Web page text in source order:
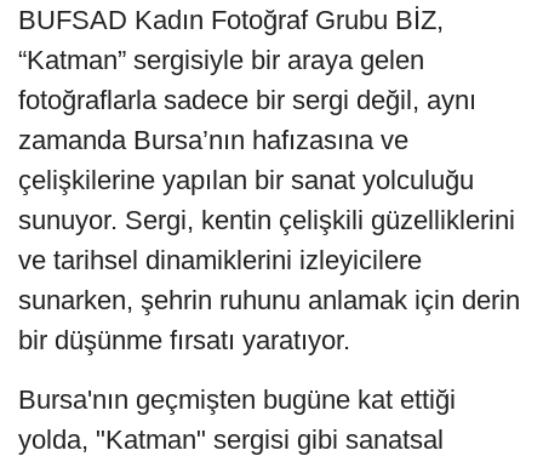
BUFSAD Kadın Fotoğraf Grubu BİZ,
“Katman” sergisiyle bir araya gelen
fotoğraflarla sadece bir sergi değil, aynı
zamanda Bursa’nın hafızasına ve
çelişkilerine yapılan bir sanat yolculuğu
sunuyor. Sergi, kentin çelişkili güzelliklerini
ve tarihsel dinamiklerini izleyicilere
sunarken, şehrin ruhunu anlamak için derin
bir düşünme fırsatı yaratıyor.
Bursa'nın geçmişten bugüne kat ettiği
yolda, "Katman" sergisi gibi sanatsal